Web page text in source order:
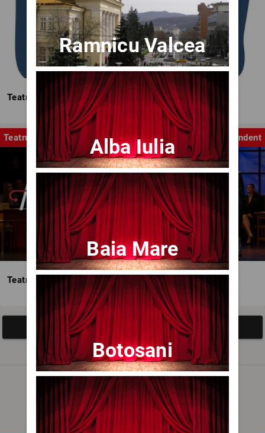
Teatrul Mic - Stagiunea 2025-2026
Teatru Independent
Teatrul Avangardia
Afisați mai multe evenimente
Noutăți
Ramnicu Valcea
Alba Iulia
Baia Mare
Botosani